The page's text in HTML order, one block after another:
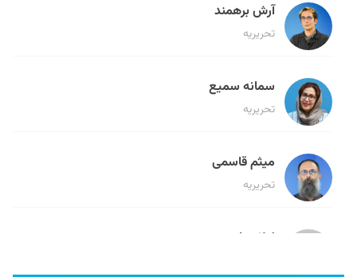
آرش برهمند
تحریریه
سمانه سمیع
تحریریه
میثم قاسمی
تحریریه
لیلا حنارود